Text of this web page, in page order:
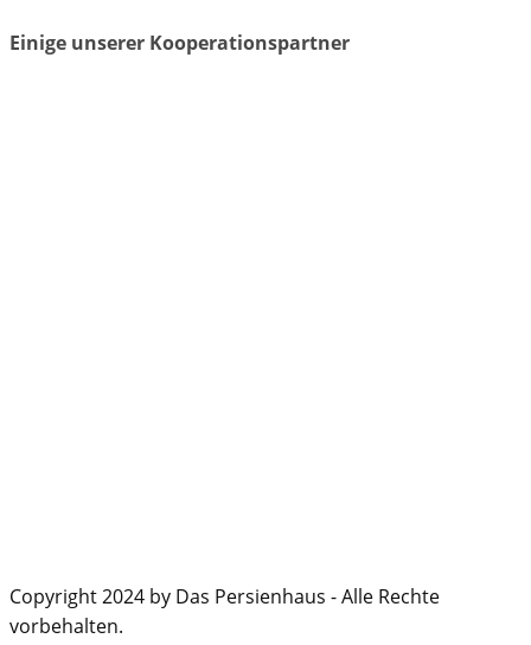
Einige unserer Kooperationspartner
Copyright 2024 by Das Persienhaus - Alle Rechte
vorbehalten.